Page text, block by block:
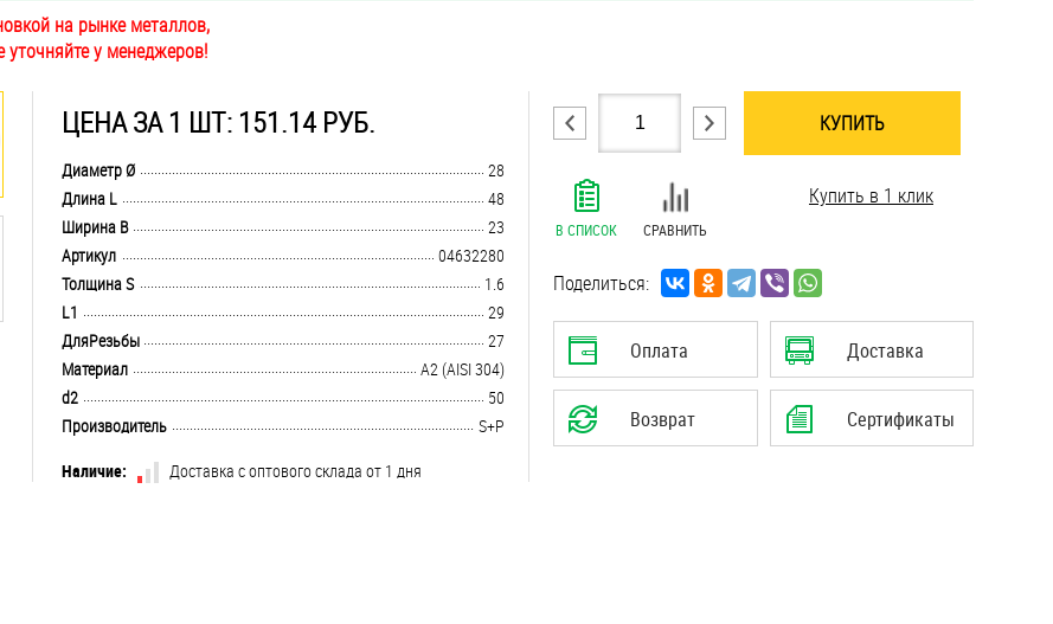
на рынке металлов,
у менеджеров!
ЦЕНА ЗА 1 ШТ: 151.14 РУБ.
........................................................................................................................................................................................................
Диаметр Ø
28
........................................................................................................................................................................................................
Длина L
48
........................................................................................................................................................................................................
Ширина B
23
........................................................................................................................................................................................................
Артикул
04632280
........................................................................................................................................................................................................
Толщина S
1.6
........................................................................................................................................................................................................
L1
29
........................................................................................................................................................................................................
ДляРезьбы
27
........................................................................................................................................................................................................
Материал
А2 (AISI 304)
........................................................................................................................................................................................................
d2
50
........................................................................................................................................................................................................
Производитель
S+P
Наличие:
Доставка с оптового склада от 1 дня
КУПИТЬ
В СПИСОК СРАВНИТЬ
Купить в 1 клик
Поделиться:
Оплата Доставка
Возврат Сертификаты